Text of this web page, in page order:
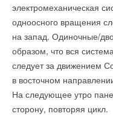
электромеханическая
одноосного вращения
на запад. Одиночные/
образом, что вся
следует за движением
в восточном
На следующее утро
сторону, повторяя цикл.
Для двух самых
и вентилируемого —
Плиты ФАСАД БАТТС Д
систем с тонким
фасаде должна
Ваш E-mail *
Текст комментария
Комментарии
В этой теме еще нет
Добавить